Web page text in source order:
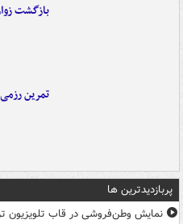
بازگشت
تمرین
پربازدیدترین ها
نمایش وطن‌فروشی در قاب تلویزیون